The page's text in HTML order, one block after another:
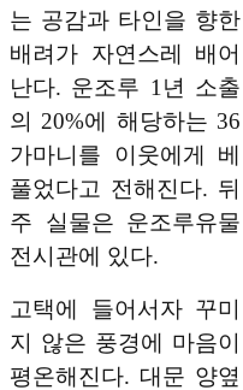
는 공감과 타인을 향한
배려가 자연스레 배어
난다. 운조루 1년 소출
의 20%에 해당하는 36
가마니를 이웃에게 베
풀었다고 전해진다. 뒤
주 실물은 운조루유물
전시관에 있다.
고택에 들어서자 꾸미
지 않은 풍경에 마음이
평온해진다. 대문 양옆